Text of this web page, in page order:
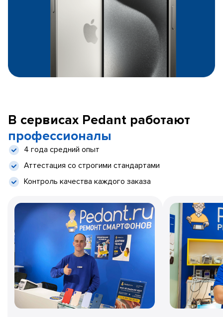
В сервисах Pedant работают
профессионалы
4 года средний опыт
Аттестация со строгими стандартами
Контроль качества каждого заказа